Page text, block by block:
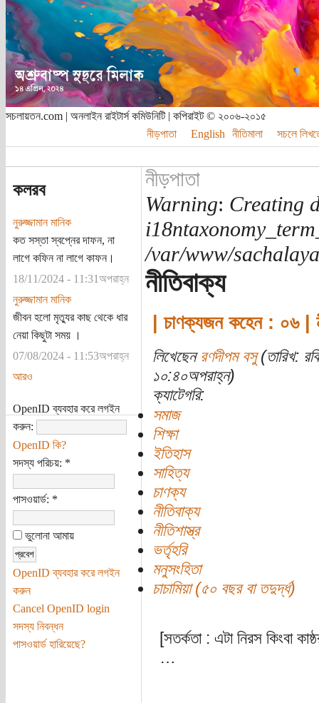
সচলায়তন.com | অনলাইন রাইটার্স কমিউনিটি | কপিরাইট © ২০০৬-২০১৫
নীড়পাতা
English নীতিমালা সচলে
কলরব
নুরুজ্জামান মানিক
কত সস্তা স্বপ্নের দাফন, না
লাগে কফিন না লাগে কাফন।
18/11/2024 - 11:31অপরাহ্ন
নুরুজ্জামান মানিক
জীবন হলো মৃত্যুর কাছ থেকে ধার
নেয়া কিছুটা সময় ।
07/08/2024 - 11:53অপরাহ্ন
আরও
OpenID ব্যবহার করে লগইন
করুন:
OpenID কি?
সদস্য পরিচয়: *
পাসওয়ার্ড: *
ভুলোনা আমায়
OpenID ব্যবহার করে লগইন
করুন
Cancel OpenID login
সদস্য নিবন্ধন
পাসওয়ার্ড হারিয়েছে?
নীড়পাতা
Warning: Creating
/var/www/
নীতিবাক্য
| চাণক্যজন কহেন : ০৬ |
লিখেছেন রণদীপম বসু(তারিখ:
১০:৪০অপরাহ্ন)
ক্যাটেগরি:
সমাজ
শিক্ষা
ইতিহাস
সাহিত্য
চাণক্য
নীতিবাক্য
নীতিশাস্ত্র
ভর্তৃহরি
মনুসংহিতা
চাচামিয়া (৫০ বছর বা তদুর্দ্ধ)
[সতর্কতা : এটা নিরস কিংবা
…